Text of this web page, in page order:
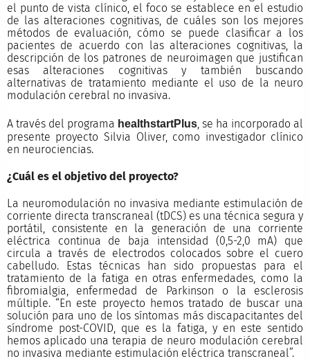
el punto de vista clínico, el foco se establece en el estudio
de las alteraciones cognitivas, de cuáles son los mejores
métodos de evaluación, cómo se puede clasificar a los
pacientes de acuerdo con las alteraciones cognitivas, la
descripción de los patrones de neuroimagen que justifican
esas alteraciones cognitivas y también buscando
alternativas de tratamiento mediante el uso de la neuro
modulación cerebral no invasiva.
A través del programa healthstartPlus, se ha incorporado al
presente proyecto Silvia Oliver, como investigador clínico
en neurociencias.
¿Cuál es el objetivo del proyecto?
La neuromodulación no invasiva mediante estimulación de
corriente directa transcraneal (tDCS) es una técnica segura y
portátil, consistente en la generación de una corriente
eléctrica continua de baja intensidad (0,5-2,0 mA) que
circula a través de electrodos colocados sobre el cuero
cabelludo. Estas técnicas han sido propuestas para el
tratamiento de la fatiga en otras enfermedades, como la
fibromialgia, enfermedad de Parkinson o la esclerosis
múltiple. “En este proyecto hemos tratado de buscar una
solución para uno de los síntomas más discapacitantes del
síndrome post-COVID, que es la fatiga, y en este sentido
hemos aplicado una terapia de neuro modulación cerebral
no invasiva mediante estimulación eléctrica transcraneal”.